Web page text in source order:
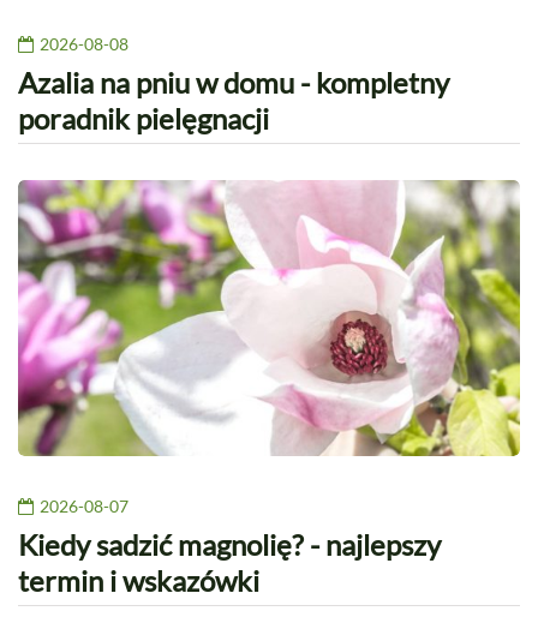
2026-08-08
Azalia na pniu w domu - kompletny
poradnik pielęgnacji
2026-08-07
Kiedy sadzić magnolię? - najlepszy
termin i wskazówki